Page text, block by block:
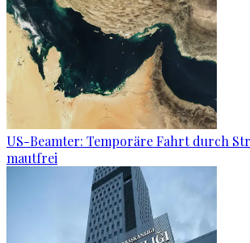
US-Beamter: Temporäre Fahrt durch
mautfrei